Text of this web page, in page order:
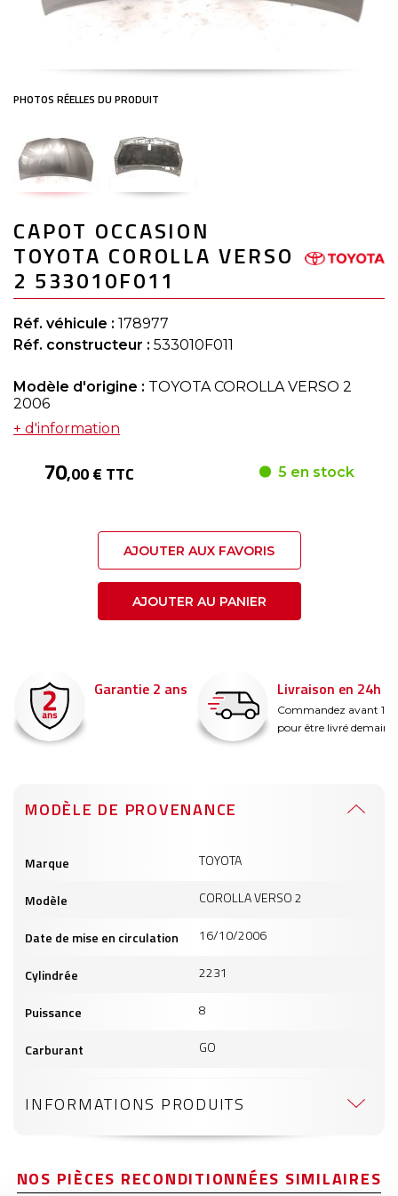
to
the
beginning
of
the
images
gallery
CAPOT OCCASION
TOYOTA COROLLA VERSO
2 533010F011
Réf. véhicule : 178977
Réf. constructeur : 533010F011
Modèle d'origine : TOYOTA COROLLA VERSO 2
2006
+ d'information
70,00 € TTC 5 en stock
AJOUTER AUX FAVORIS
AJOUTER AU PANIER
Garantie 2 ans Livraison en 24h
Commandez avant 14h
pour être livré demain !
MODÈLE DE PROVENANCE
produits
Marque TOYOTA
Modèle COROLLA VERSO 2
Date de mise en circulation 16/10/2006
Cylindrée 2231
Puissance 8
Carburant GO
INFORMATIONS PRODUITS
NOS PIÈCES RECONDITIONNÉES SIMILAIRES